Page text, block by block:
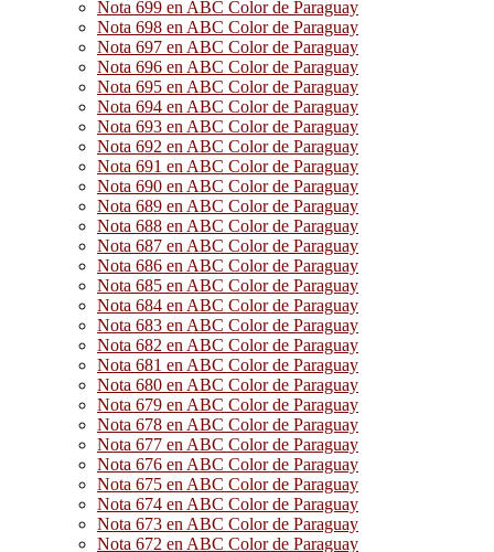
Nota 699 en ABC Color de Paraguay
Nota 698 en ABC Color de Paraguay
Nota 697 en ABC Color de Paraguay
Nota 696 en ABC Color de Paraguay
Nota 695 en ABC Color de Paraguay
Nota 694 en ABC Color de Paraguay
Nota 693 en ABC Color de Paraguay
Nota 692 en ABC Color de Paraguay
Nota 691 en ABC Color de Paraguay
Nota 690 en ABC Color de Paraguay
Nota 689 en ABC Color de Paraguay
Nota 688 en ABC Color de Paraguay
Nota 687 en ABC Color de Paraguay
Nota 686 en ABC Color de Paraguay
Nota 685 en ABC Color de Paraguay
Nota 684 en ABC Color de Paraguay
Nota 683 en ABC Color de Paraguay
Nota 682 en ABC Color de Paraguay
Nota 681 en ABC Color de Paraguay
Nota 680 en ABC Color de Paraguay
Nota 679 en ABC Color de Paraguay
Nota 678 en ABC Color de Paraguay
Nota 677 en ABC Color de Paraguay
Nota 676 en ABC Color de Paraguay
Nota 675 en ABC Color de Paraguay
Nota 674 en ABC Color de Paraguay
Nota 673 en ABC Color de Paraguay
Nota 672 en ABC Color de Paraguay